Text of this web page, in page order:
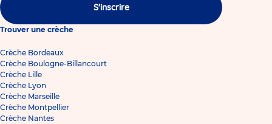
S'inscrire
Trouver une crèche
Crèche Bordeaux
Crèche Boulogne-Billancourt
Crèche Lille
Crèche Lyon
Crèche Marseille
Crèche Montpellier
Crèche Nantes